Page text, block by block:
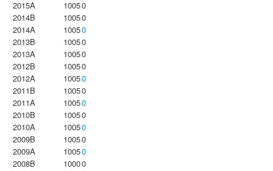
2015A
10050
2014B
10050
2014A
10050
2013B
10050
2013A
10050
2012B
10050
2012A
10050
2011B
10050
2011A
10050
2010B
10050
2010A
10050
2009B
10050
2009A
10050
2008B
10000